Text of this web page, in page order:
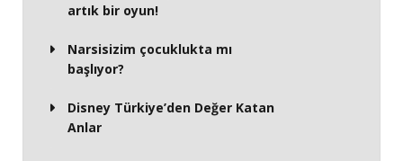
artık bir oyun!
Narsisizim çocuklukta mı
başlıyor?
Disney Türkiye’den Değer Katan
Anlar